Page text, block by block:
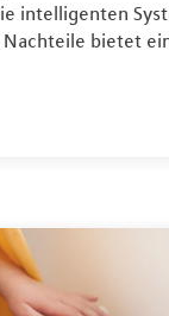
intelligenten
bietet